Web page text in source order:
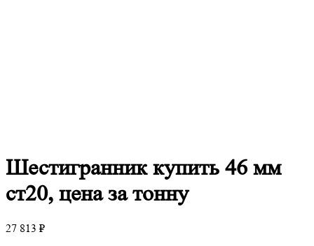
Шестигранниккупить 46 мм
ст20, цена за тонну
27 813 ₽